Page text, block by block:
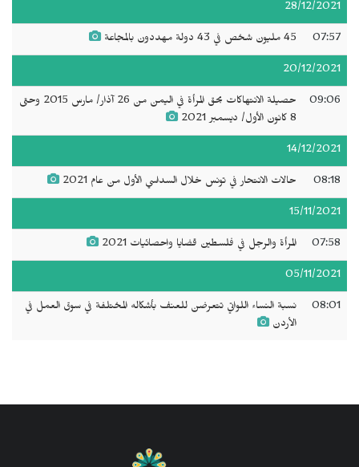
28/12/2021
07:57 45 مليون شخص في 43 دولة مهددون بالمجاعة
20/12/2021
09:06
حصيلة الانتهاكات بحق المرأة في اليمن من 26 آذار/ مارس 2015 وحتى
8 كانون الأول/ ديسمبر 2021
14/12/2021
08:18 حالات الانتحار في تونس خلال السداسي الأول من عام 2021
15/11/2021
07:58 المرأة والرجل في فلسطين قضايا واحصائيات 2021
05/11/2021
08:01
نسبة النساء اللواتي تتعرضن للعنف بأشكاله المختلفة في سوق العمل في
الأردن